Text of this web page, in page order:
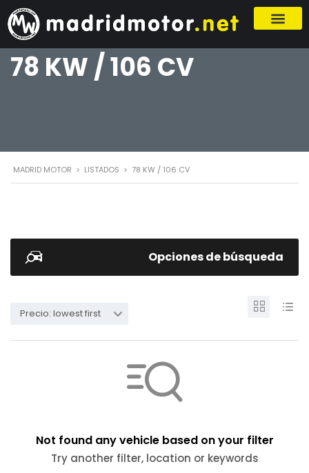
78 KW / 106 CV
MADRID MOTOR > LISTADOS > 78 KW / 106 CV
Opciones de búsqueda
Precio: lowest first
Not found any vehicle based on your filter
Try another filter, location or keywords